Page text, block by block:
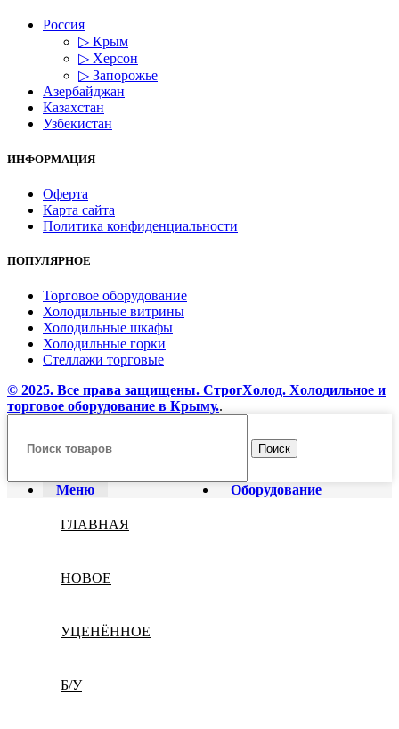
Россия
▷ Крым
▷ Херсон
▷ Запорожье
Азербайджан
Казахстан
Узбекистан
ИНФОРМАЦИЯ
Оферта
Карта сайта
Политика конфиденциальности
ПОПУЛЯРНОЕ
Торговое оборудование
Холодильные витрины
Холодильные шкафы
Холодильные горки
Стеллажи торговые
© 2025. Все права защищены. СтрогХолод. Холодильное и
торговое оборудование в Крыму..
Поиск
Меню Оборудование
ГЛАВНАЯ
НОВОЕ
УЦЕНЁННОЕ
Б/У